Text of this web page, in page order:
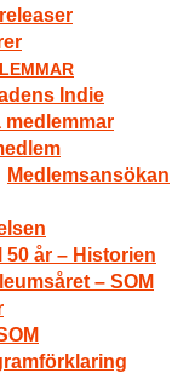
Indie
medlemmar
Medlemsansökan
50 år – Historien
– SOM